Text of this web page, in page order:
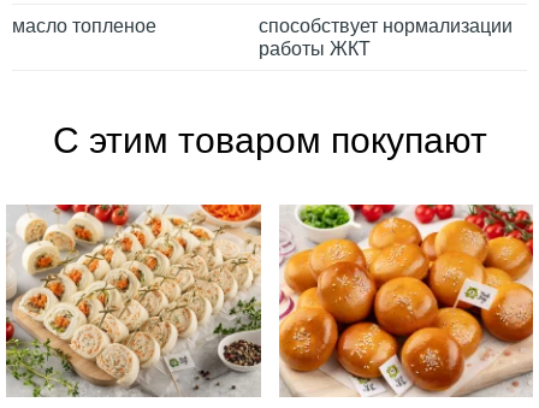
масло топленое
способствует нормализации
работы ЖКТ
С этим товаром покупают